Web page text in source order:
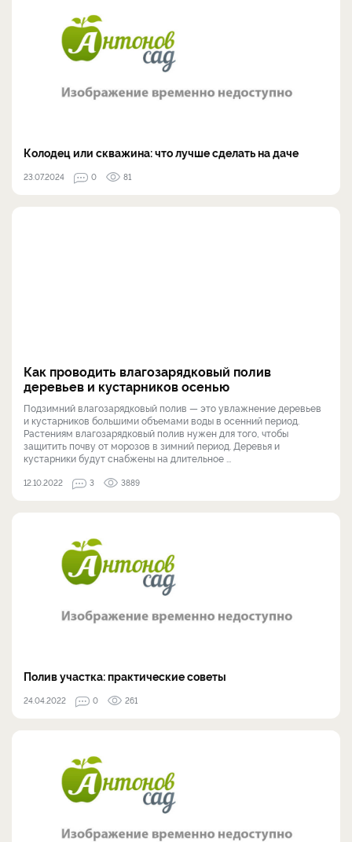
Колодец или скважина: что лучше сделать на даче
23.07.2024 0 81
Как проводить влагозарядковый полив
деревьев и кустарников осенью
Подзимний влагозарядковый полив — это увлажнение деревьев
и кустарников большими объемами воды в осенний период.
Растениям влагозарядковый полив нужен для того, чтобы
защитить почву от морозов в зимний период. Деревья и
кустарники будут снабжены на длительное ...
12.10.2022 3 3889
Полив участка: практические советы
24.04.2022 0 261